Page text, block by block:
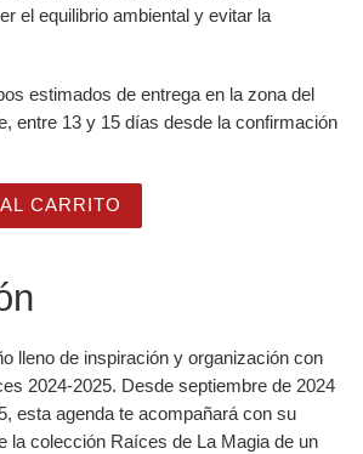
el equilibrio ambiental y evitar la
estimados de entrega en la zona del
entre 13 y 15 días desde la confirmación
2025 Raíces: Planificación
CARRITO
lleno de inspiración y organización con
2024-2025. Desde septiembre de 2024
esta agenda te acompañará con su
la colección Raíces de La Magia de un